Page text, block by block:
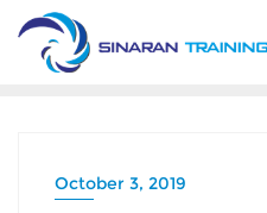
Skip
content
October 3, 2019